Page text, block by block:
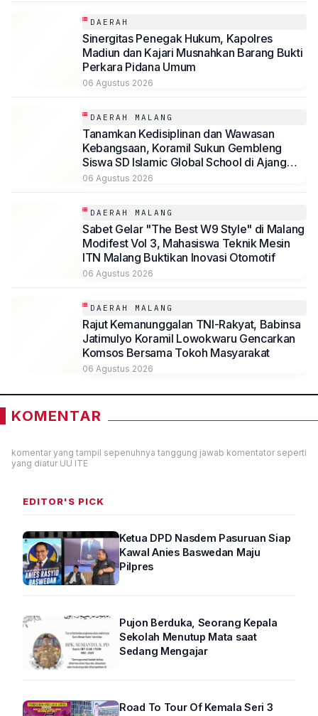
DAERAH
Sinergitas Penegak Hukum, Kapolres
Madiun dan Kajari Musnahkan Barang Bukti
Perkara Pidana Umum
06 Agustus 2026
DAERAH MALANG
Tanamkan Kedisiplinan dan Wawasan
Kebangsaan, Koramil Sukun Gembleng
Siswa SD Islamic Global School di Ajang
LDKS
06 Agustus 2026
DAERAH MALANG
Sabet Gelar "The Best W9 Style" di Malang
Modifest Vol 3, Mahasiswa Teknik Mesin
ITN Malang Buktikan Inovasi Otomotif
06 Agustus 2026
DAERAH MALANG
Rajut Kemanunggalan TNI-Rakyat, Babinsa
Jatimulyo Koramil Lowokwaru Gencarkan
Komsos Bersama Tokoh Masyarakat
06 Agustus 2026
KOMENTAR
komentar yang tampil sepenuhnya tanggung jawab komentator seperti
yang diatur UU ITE
EDITOR'S PICK
Ketua DPD Nasdem Pasuruan Siap
Kawal Anies Baswedan Maju
Pilpres
Pujon Berduka, Seorang Kepala
Sekolah Menutup Mata saat
Sedang Mengajar
Road To Tour Of Kemala Seri 3